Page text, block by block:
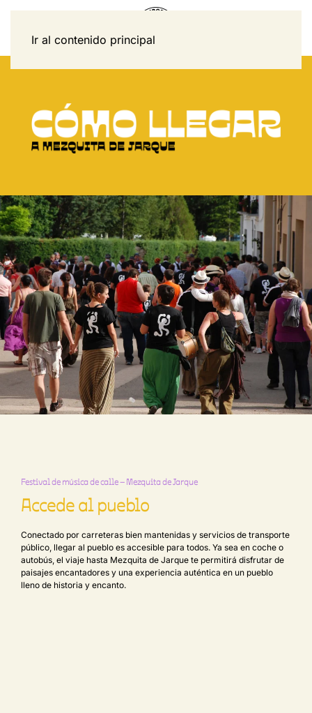
Ir al contenido principal
Festival de música de calle – Mezquita de Jarque
Accede al pueblo
Conectado por carreteras bien mantenidas y servicios de transporte
público, llegar al pueblo es accesible para todos. Ya sea en coche o
autobús, el viaje hasta Mezquita de Jarque te permitirá disfrutar de
paisajes encantadores y una experiencia auténtica en un pueblo
lleno de historia y encanto.